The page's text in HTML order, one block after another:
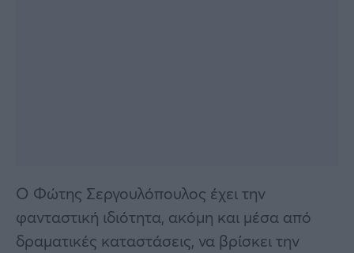
Ο Φώτης Σεργουλόπουλος έχει την
φανταστική ιδιότητα, ακόμη και μέσα από
δραματικές καταστάσεις, να βρίσκει την